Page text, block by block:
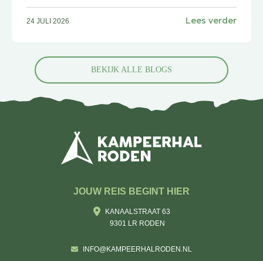
BEKIJK ALLE BLOGS
24 JULI 2026 Lees verder
JOUW REIS BEGINT HIER
KANAALSTRAAT 63
9301 LR RODEN
INFO@KAMPEERHALRODEN.NL